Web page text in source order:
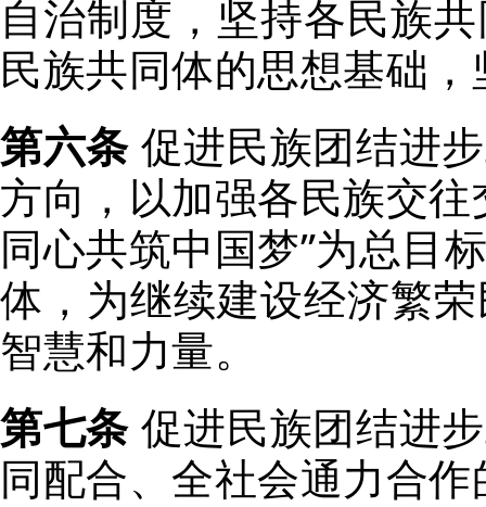
自治制度，坚持各民族
民族共同体的思想基础
第六条促进民族团结进
方向，以加强各民族交
同心共筑中国梦”为总目
体，为继续建设经济繁
智慧和力量。
第七条促进民族团结进
同配合、全社会通力合